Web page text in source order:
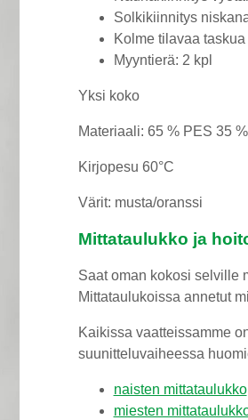
Solkikiinnitys
Kolme tilavaa taskua
Myyntierä: 2 kpl
Yksi koko
Materiaali: 65 % PES 35
Kirjopesu 60°C
Värit: musta/oranssi
Mittataulukko ja
Saat oman kokosi selville
Mittataulukoissa annetut
Kaikissa vaatteissamme
suunitteluvaiheessa
naisten mittataulukko
miesten